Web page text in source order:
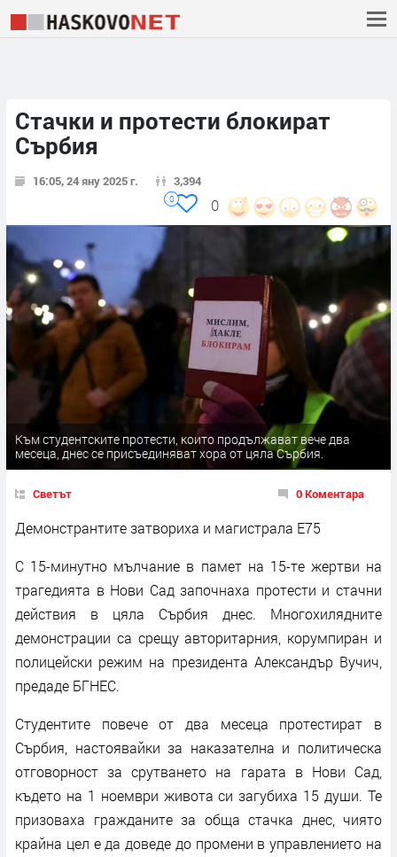
Стачки и протести блокират
Сърбия
16:05, 24 яну 2025 г. 3,394
0
0
Към студентските протести, които продължават вече два
месеца, днес се присъединяват хора от цяла Сърбия.
Светът 0 Коментара
Демонстрантите затвориха и магистрала Е75
С 15-минутно мълчание в памет на 15-те жертви на
трагедията в Нови Сад започнаха протести и стачни
действия в цяла Сърбия днес. Многохилядните
демонстрации са срещу авторитарния, корумпиран и
полицейски режим на президента Александър Вучич,
предаде БГНЕС.
Студентите повече от два месеца протестират в
Сърбия, настоявайки за наказателна и политическа
отговорност за срутването на гарата в Нови Сад,
където на 1 ноември живота си загубиха 15 души. Те
призоваха гражданите за обща стачка днес, чиято
крайна цел е да доведе до промени в управлението на